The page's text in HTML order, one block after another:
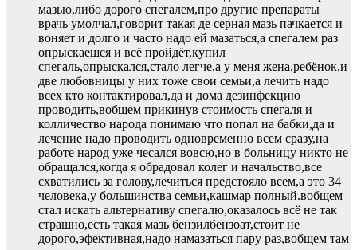
мазью,либо дорого спегалем,про другие препараты
врачь умолчал,говорит такая де серная мазь пачкается и
воняет и долго и часто надо ей мазаться,а спегалем раз
опрыскаешся и всё пройдёт,купил
спегаль,опрыскался,стало легче,а у меня жена,ребёнок,и
две любовницы у них тоже свои семьи,а лечить надо
всех кто контактировал,да и дома дезинфекцию
проводить,вобщем прикинув стоимость спегаля и
колличество народа понимаю что попал на бабки,да и
лечение надо проводить одновременно всем сразу,на
работе народ уже чесался вовсю,но в больницу никто не
обращался,когда я обрадовал колег и начальство,все
схватились за голову,лечиться предстояло всем,а это 34
человека,у большинства семьи,кашмар полный.вобщем
стал искать альтернативу спегалю,оказалось всё не так
страшно,есть такая мазь бензилбензоат,стоит не
дорого,эфективная,надо намазаться пару раз,вобщем там